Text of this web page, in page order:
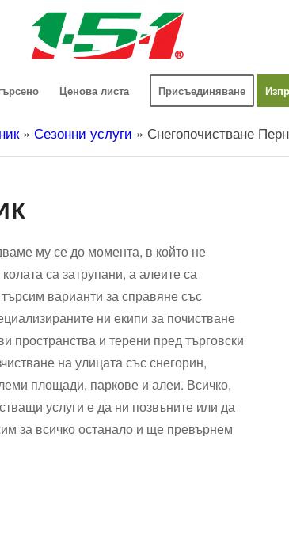
Ценова листа Присъединяване
» Сезонни услуги » Снегопочистване
му се до момента, в който не
са затрупани, а алеите са
варианти за справяне със
ни екипи за почистване
пространства и терени пред търговски
на улицата със снегорин,
площади, паркове и алеи. Всичко,
услуги е да ни позвъните или да
за всичко останало и ще превърнем